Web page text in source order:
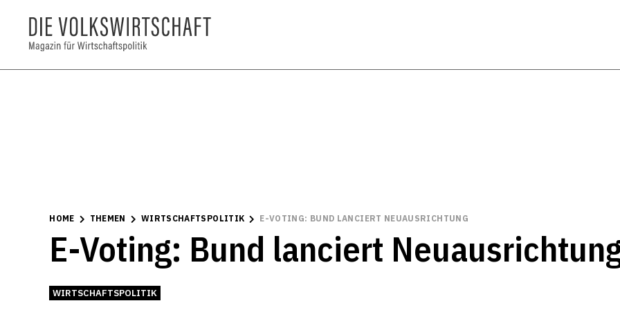
HOME THEMEN WIRTSCHAFTSPOLITIK E-VOTING: BUND LANCIERT NEUAUSRICHTUNG
E-Voting: Bund lanciert
WIRTSCHAFTSPOLITIK